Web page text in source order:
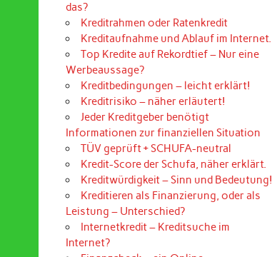
das?
Kreditrahmen oder Ratenkredit
Kreditaufnahme und Ablauf im Internet.
Top Kredite auf Rekordtief – Nur eine
Werbeaussage?
Kreditbedingungen – leicht erklärt!
Kreditrisiko – näher erläutert!
Jeder Kreditgeber benötigt
Informationen zur finanziellen Situation
TÜV geprüft + SCHUFA-neutral
Kredit-Score der Schufa, näher erklärt.
Kreditwürdigkeit – Sinn und Bedeutung!
Kreditieren als Finanzierung, oder als
Leistung – Unterschied?
Internetkredit – Kreditsuche im
Internet?